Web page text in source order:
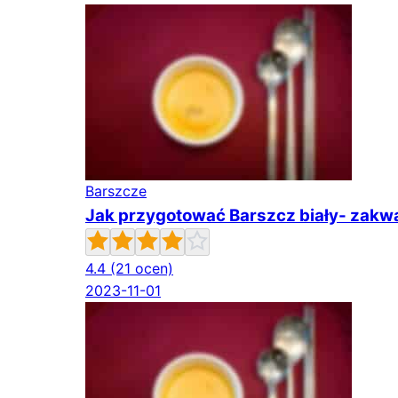
Barszcze
Jak przygotować Barszcz biały-
4.4 (21 ocen)
2023-11-01